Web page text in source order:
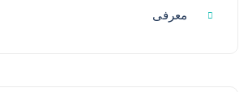
معرفی